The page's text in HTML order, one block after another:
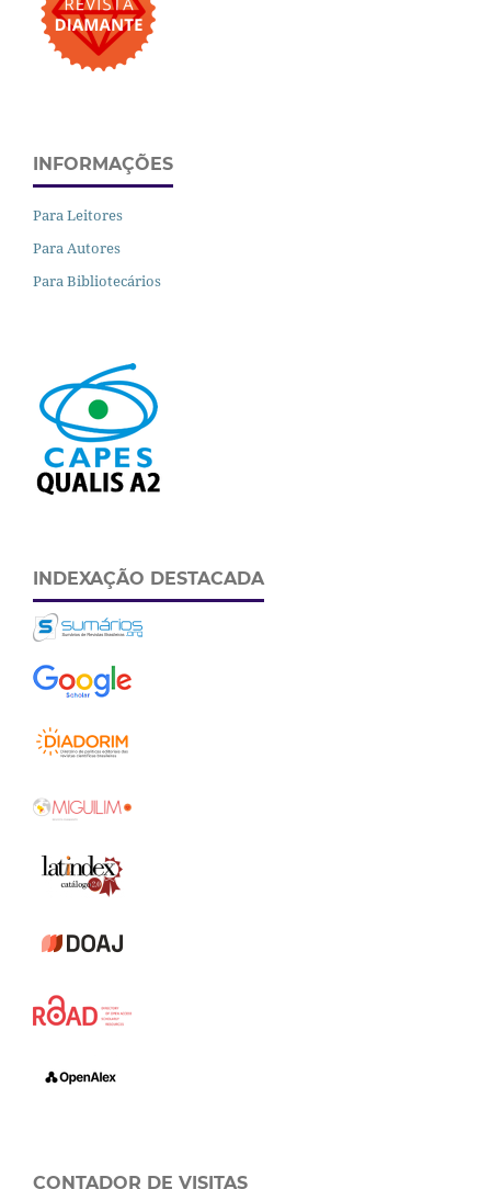
INFORMAÇÕES
Para Leitores
Para Autores
Para Bibliotecários
INDEXAÇÃO DESTACADA
CONTADOR DE VISITAS